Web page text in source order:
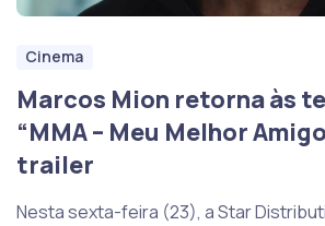
Cinema
Marcos Mion retorna às
“MMA – Meu Melhor
trailer
Nesta sexta-feira (23), a Star